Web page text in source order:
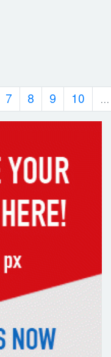
7 8 9 10 ...